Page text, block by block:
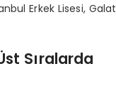
Erkek Lisesi,
Sıralarda